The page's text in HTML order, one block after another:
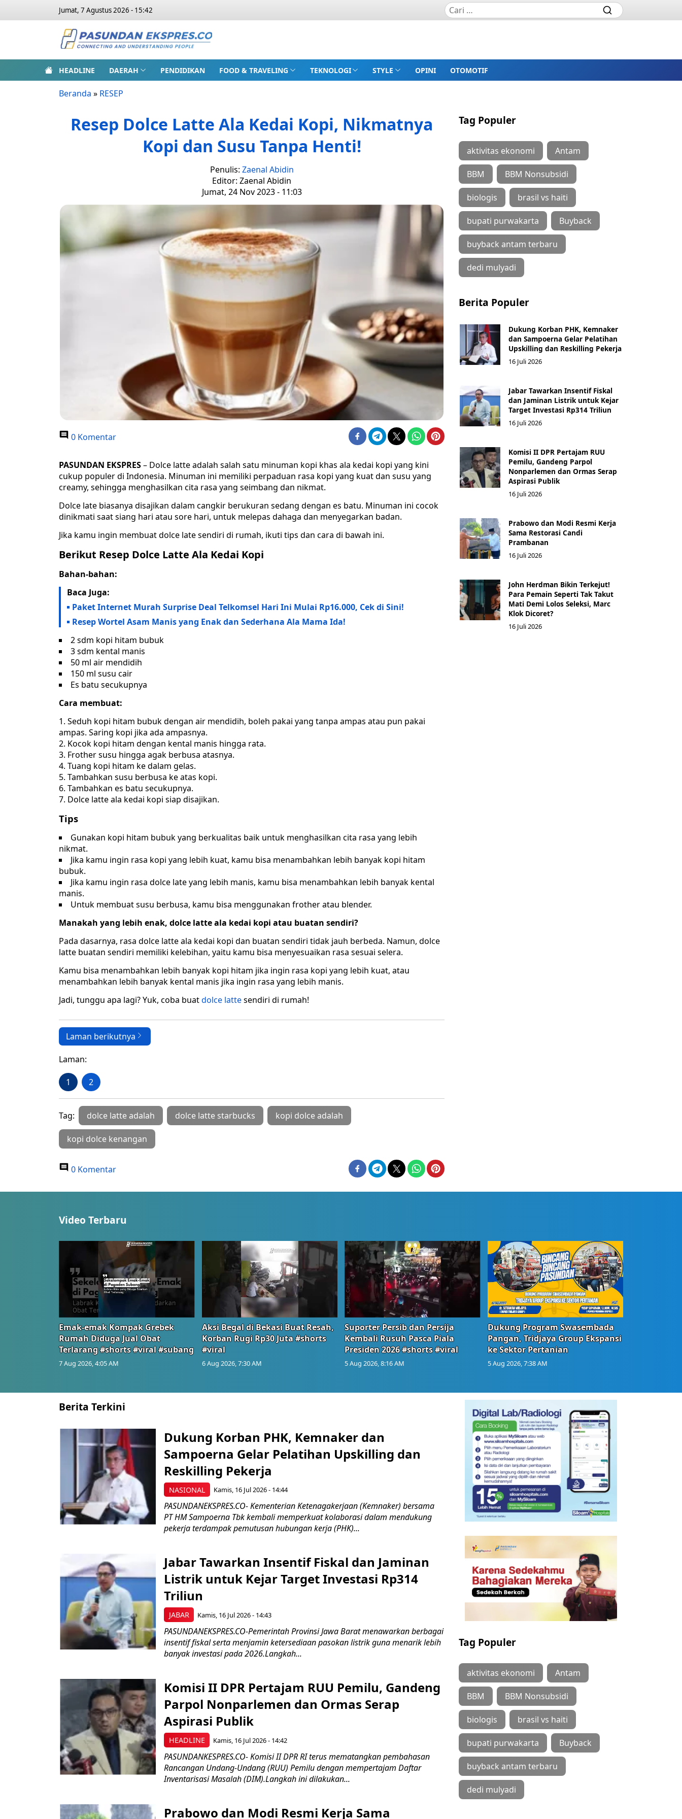
Jumat, 7 Agustus 2026 - 15:42
HEADLINE DAERAH PENDIDIKAN FOOD & TRAVELING TEKNOLOGI STYLE OPINI OTOMOTIF
Beranda » RESEP
Resep Dolce Latte Ala Kedai Kopi, Nikmatnya
Kopi dan Susu Tanpa Henti!
Penulis: Zaenal Abidin
Editor: Zaenal Abidin
Jumat, 24 Nov 2023 - 11:03
0 Komentar
PASUNDAN EKSPRES– Dolce latte adalah salah satu minuman kopi khas ala kedai kopi yang kini
cukup populer di Indonesia. Minuman ini memiliki perpaduan rasa kopi yang kuat dan susu yang
creamy, sehingga menghasilkan cita rasa yang seimbang dan nikmat.
Dolce late biasanya disajikan dalam cangkir berukuran sedang dengan es batu. Minuman ini cocok
dinikmati saat siang hari atau sore hari, untuk melepas dahaga dan menyegarkan badan.
Jika kamu ingin membuat dolce late sendiri di rumah, ikuti tips dan cara di bawah ini.
Berikut Resep Dolce Latte Ala Kedai Kopi
Bahan-bahan:
Baca Juga:
Paket Internet Murah Surprise Deal Telkomsel Hari Ini Mulai Rp16.000, Cek di Sini!
Resep Wortel Asam Manis yang Enak dan Sederhana Ala Mama Ida!
2 sdm kopi hitam bubuk
3 sdm kental manis
50 ml air mendidih
150 ml susu cair
Es batu secukupnya
Cara membuat:
Seduh kopi hitam bubuk dengan air mendidih, boleh pakai yang tanpa ampas atau pun pakai
ampas. Saring kopi jika ada ampasnya.
Kocok kopi hitam dengan kental manis hingga rata.
Frother susu hingga agak berbusa atasnya.
Tuang kopi hitam ke dalam gelas.
Tambahkan susu berbusa ke atas kopi.
Tambahkan es batu secukupnya.
Dolce latte ala kedai kopi siap disajikan.
Tips
Gunakan kopi hitam bubuk yang berkualitas baik untuk menghasilkan cita rasa yang lebih
nikmat.
Jika kamu ingin rasa kopi yang lebih kuat, kamu bisa menambahkan lebih banyak kopi hitam
bubuk.
Jika kamu ingin rasa dolce late yang lebih manis, kamu bisa menambahkan lebih banyak kental
manis.
Untuk membuat susu berbusa, kamu bisa menggunakan frother atau blender.
Manakah yang lebih enak, dolce latte ala kedai kopi atau buatan sendiri?
Pada dasarnya, rasa dolce latte ala kedai kopi dan buatan sendiri tidak jauh berbeda. Namun, dolce
latte buatan sendiri memiliki kelebihan, yaitu kamu bisa menyesuaikan rasa sesuai selera.
Kamu bisa menambahkan lebih banyak kopi hitam jika ingin rasa kopi yang lebih kuat, atau
menambahkan lebih banyak kental manis jika ingin rasa yang lebih manis.
Jadi, tunggu apa lagi? Yuk, coba buatdolce lattesendiri di rumah!
Laman berikutnya
Laman:
1 2
Tag: dolce latte adalah dolce latte starbucks kopi dolce adalah
kopi dolce kenangan
0 Komentar
Tag Populer
aktivitas ekonomi Antam
BBM BBM Nonsubsidi
biologis brasil vs haiti
bupati purwakarta Buyback
buyback antam terbaru
dedi mulyadi
Berita Populer
Dukung Korban PHK, Kemnaker
dan Sampoerna Gelar Pelatihan
Upskilling dan Reskilling Pekerja
16 Juli 2026
Jabar Tawarkan Insentif Fiskal
dan Jaminan Listrik untuk Kejar
Target Investasi Rp314 Triliun
16 Juli 2026
Komisi II DPR Pertajam RUU
Pemilu, Gandeng Parpol
Nonparlemen dan Ormas Serap
Aspirasi Publik
16 Juli 2026
Prabowo dan Modi Resmi Kerja
Sama Restorasi Candi
Prambanan
16 Juli 2026
John Herdman Bikin Terkejut!
Para Pemain Seperti Tak Takut
Mati Demi Lolos Seleksi, Marc
Klok Dicoret?
16 Juli 2026
Video Terbaru
Emak-emak Kompak Grebek
Rumah Diduga Jual Obat
Terlarang #shorts #viral #subang
7 Aug 2026, 4:05 AM
Aksi Begal di Bekasi Buat Resah,
Korban Rugi Rp30 Juta #shorts
#viral
6 Aug 2026, 7:30 AM
Suporter Persib dan Persija
Kembali Rusuh Pasca Piala
Presiden 2026 #shorts #viral
5 Aug 2026, 8:16 AM
Dukung Program Swasembada
Pangan, Tridjaya Group Ekspansi
ke Sektor Pertanian
5 Aug 2026, 7:38 AM
Berita Terkini
NASIONAL
Dukung Korban PHK, Kemnaker dan
Sampoerna Gelar Pelatihan Upskilling dan
Reskilling Pekerja
Kamis, 16 Jul 2026 - 14:44
PASUNDANEKSPRES.CO- Kementerian Ketenagakerjaan (Kemnaker) bersama
PT HM Sampoerna Tbk kembali memperkuat kolaborasi dalam mendukung
pekerja terdampak pemutusan hubungan kerja (PHK)...
JABAR
Jabar Tawarkan Insentif Fiskal dan Jaminan
Listrik untuk Kejar Target Investasi Rp314
Triliun
Kamis, 16 Jul 2026 - 14:43
PASUNDANEKSPRES.CO-Pemerintah Provinsi Jawa Barat menawarkan berbagai
insentif fiskal serta menjamin ketersediaan pasokan listrik guna menarik lebih
banyak investasi pada 2026.Langkah...
HEADLINE
Komisi II DPR Pertajam RUU Pemilu, Gandeng
Parpol Nonparlemen dan Ormas Serap
Aspirasi Publik
Kamis, 16 Jul 2026 - 14:42
PASUNDANKESPRES.CO- Komisi II DPR RI terus mematangkan pembahasan
Rancangan Undang-Undang (RUU) Pemilu dengan mempertajam Daftar
Inventarisasi Masalah (DIM).Langkah ini dilakukan...
Prabowo dan Modi Resmi Kerja Sama
Tag Populer
aktivitas ekonomi Antam
BBM BBM Nonsubsidi
biologis brasil vs haiti
bupati purwakarta Buyback
buyback antam terbaru
dedi mulyadi